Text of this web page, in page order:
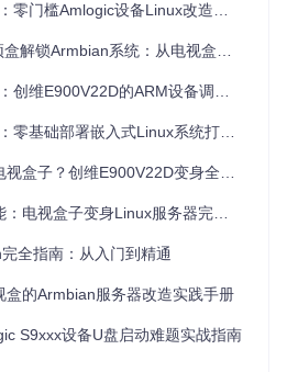
会触犯法律。在使用KeyDroid之
6.0（API Level 23）及其以上版
的运行时权限要求。
目标设备的远程控制能力。
遵守当地法律法规，开发者不对
门槛Amlogic设备Linux改造指南
系统：从电视盒变身家庭服务器全指南
的ARM设备调试与Armbian系统移植指南
部署嵌入式Linux系统打造低成本服务器
创维E900V22D变身全能服务器实战指南
视盒子变身Linux服务器完全指南
全指南：从入门到精通
盒的Armbian服务器改造实践手册
S9xxx设备U盘启动难题实战指南